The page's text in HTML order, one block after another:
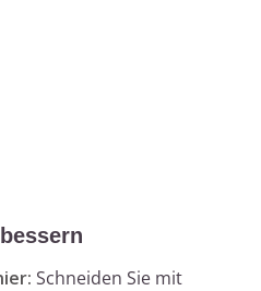
Schneiden Sie mit